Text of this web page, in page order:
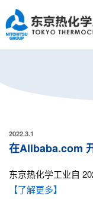
2022.3.1
在Alibaba.com
东京热化学工业自
【了解更多】